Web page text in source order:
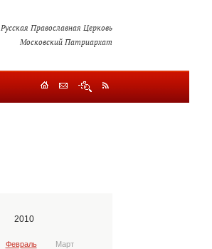
Русская Православная Церковь
Московский Патриархат
2010
Февраль Март